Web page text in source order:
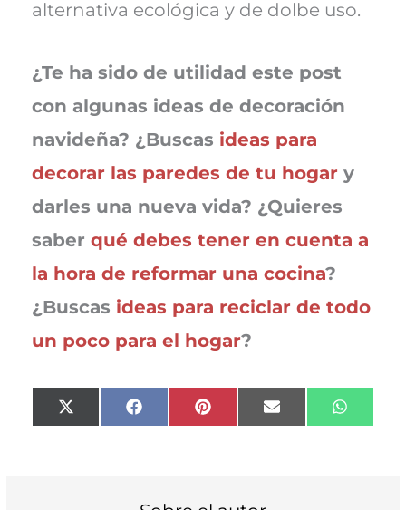
alternativa ecológica y de dolbe uso.
¿Te ha sido de utilidad este post
con algunas ideas de decoración
navideña? ¿Buscas ideas para
decorar las paredes de tu hogary
darles una nueva vida? ¿Quieres
saber qué debes tener en cuenta a
la hora de reformar una cocina?
¿Buscas ideas para reciclar de todo
un poco para el hogar?
Compartir
en
X
(
Compartir
en
F
a
o
Compartir
en
P
i
e
Compartir
en
E
m
en
W
h